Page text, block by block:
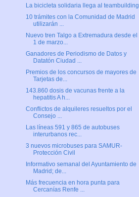
La bicicleta solidaria llega al teambuilding
10 trámites con la Comunidad de Madrid
utilizarán ...
Nuevo tren Talgo a Extremadura desde el
1 de marzo...
Ganadores de Periodismo de Datos y
Datatón Ciudad ...
Premios de los concursos de mayores de
Tarjetas de...
143.860 dosis de vacunas frente a la
hepatitis A h...
Conflictos de alquileres resueltos por el
Consejo ...
Las líneas 591 y 865 de autobuses
interurbanos rec...
3 nuevos microbuses para SAMUR-
Protección Civil
Informativo semanal del Ayuntamiento de
Madrid; de...
Más frecuencia en hora punta para
Cercanías Renfe ...